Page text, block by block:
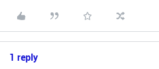
1 reply